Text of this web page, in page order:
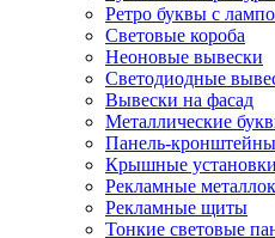
Ретро буквы с
Световые короба
Неоновые вывески
Светодиодные
Вывески на фасад
Металлические
Панель-кронштейны
Крышные установки
Рекламные
Рекламные щиты
Тонкие световые